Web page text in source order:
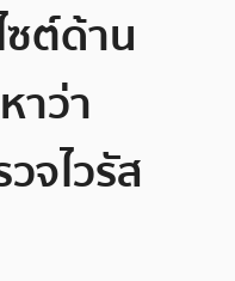
ซต์ด้าน
าว่า
จไวรัส